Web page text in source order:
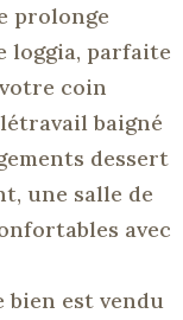
prolonge
loggia, parfaite
coin
baigné
dessert
une salle de
avec
est vendu